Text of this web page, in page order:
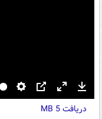
Settings
PIP Enter
fullscreen
دریافت5 MB